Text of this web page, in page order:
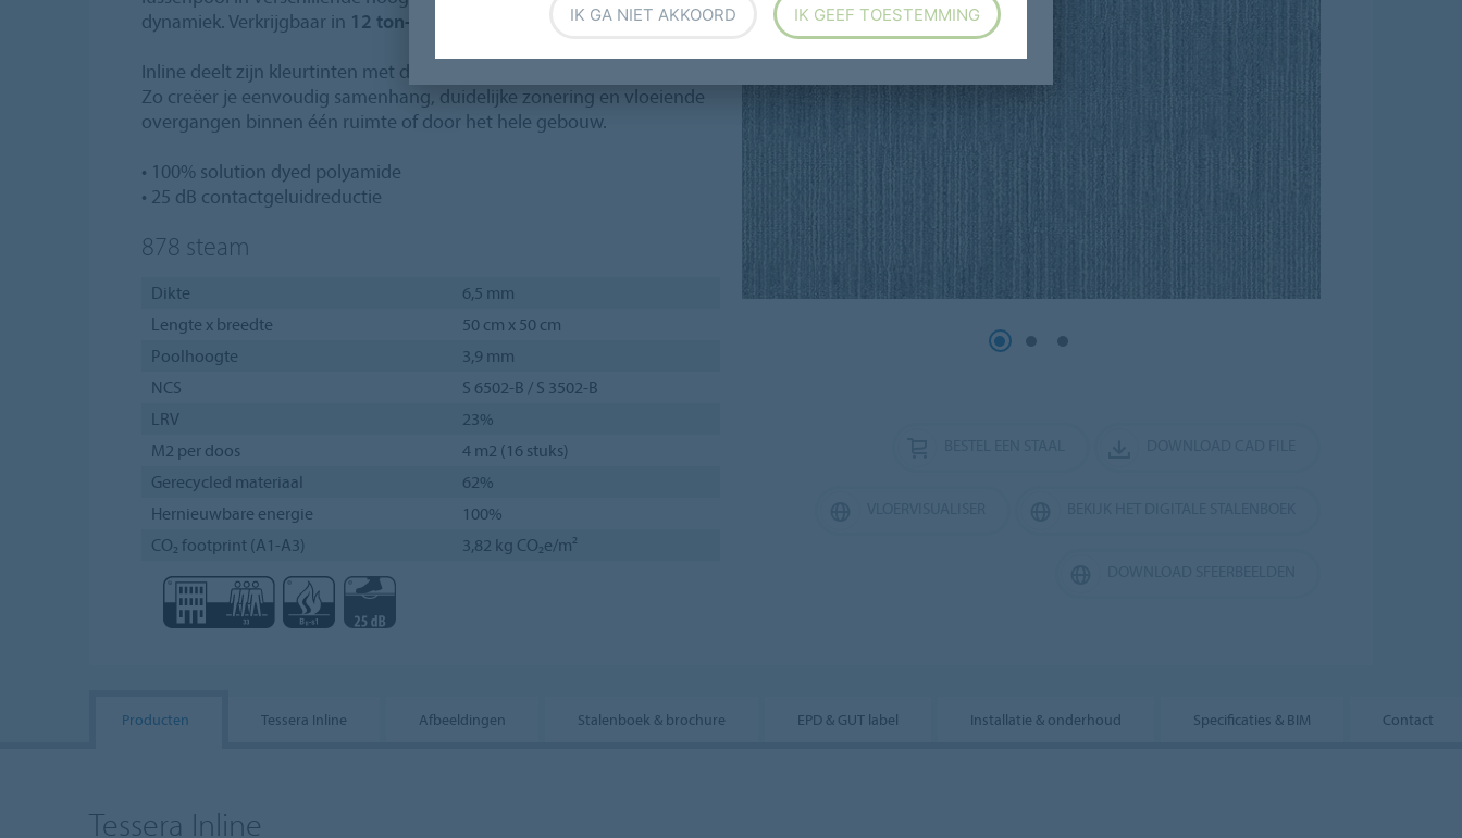
dynamiek. Verkrijgbaar in 12 ton-sur-ton kleuren
Inline deelt zijn kleurtinten met de
Zo creëer je eenvoudig samenhang, duidelijke zonering en vloeiende
overgangen binnen één ruimte of door het hele gebouw.
• 100% solution dyed polyamide
• 25 dB contactgeluidreductie
878 steam
Dikte
6,5 mm
Lengte x breedte
50 cm x 50 cm
Poolhoogte
3,9 mm
NCS
S 6502-B / S 3502-B
LRV
23%
M2 per doos
4 m2 (16 stuks)
Gerecycled materiaal
62%
Hernieuwbare energie
100%
CO₂ footprint (A1-A3)
3,82 kg CO₂e/m²
Producten Tessera Inline Afbeeldingen Stalenboek & brochure EPD & GUT label Installatie & onderhoud Specificaties & BIM Contact
Tessera Inline
IK GA NIET AKKOORD IK GEEF TOESTEMMING